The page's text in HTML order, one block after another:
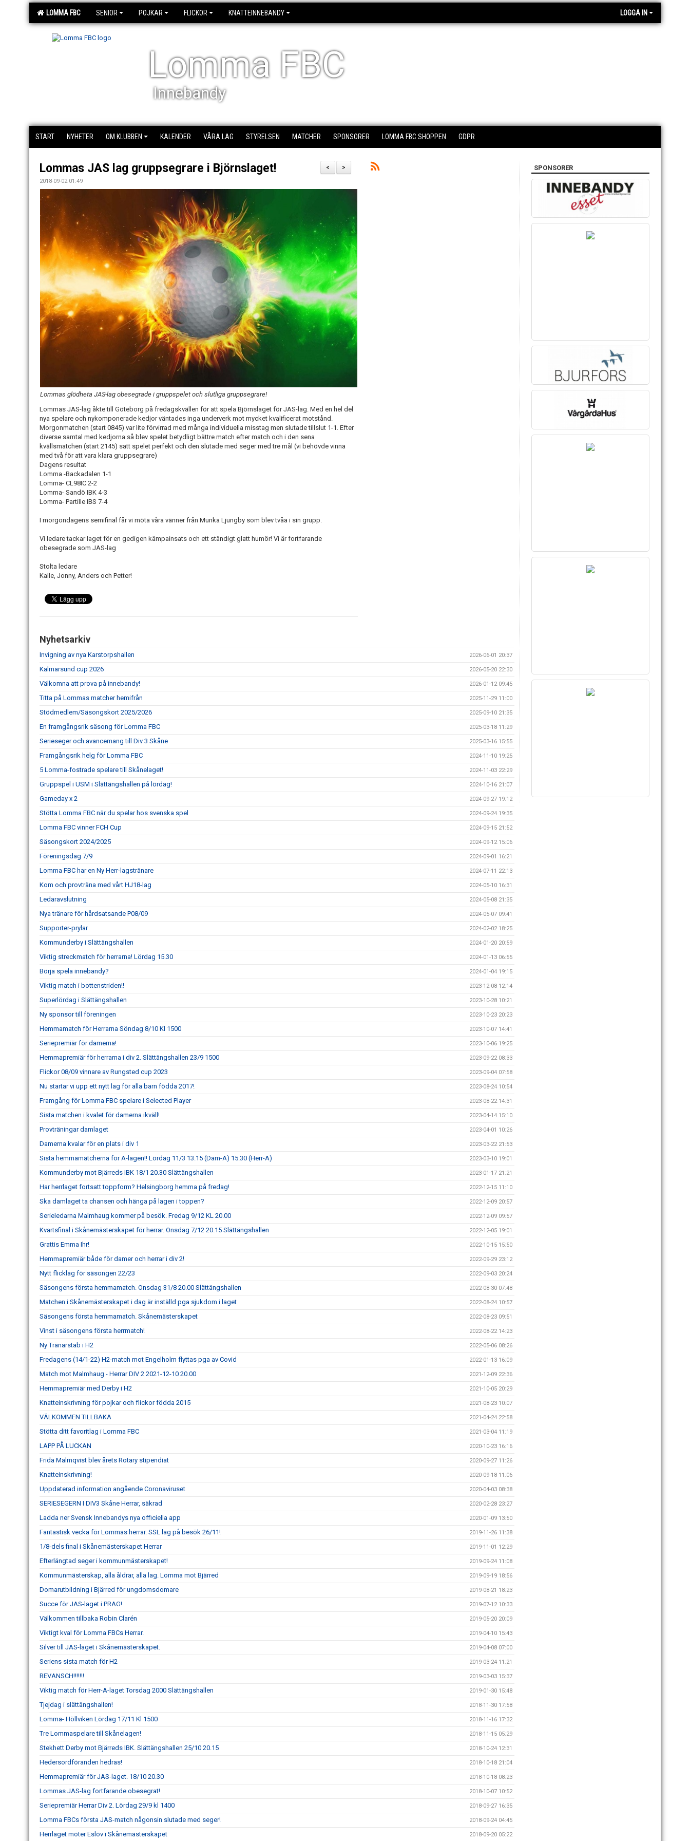
LOMMA FBC SENIOR POJKAR FLICKOR KNATTEINNEBANDY LOGGA IN
Lomma FBC
Innebandy
START NYHETER OM KLUBBEN KALENDER VÅRA LAG STYRELSEN MATCHER SPONSORER LOMMA FBC SHOPPEN GDPR
>
<
Lommas JAS lag gruppsegrare i Björnslaget!
2018-09-02 01:49
Lommas glödheta JAS-lag obesegrade i gruppspelet och slutliga gruppsegrare!
Lommas JAS-lag åkte till Göteborg på fredagskvällen för att spela Björnslaget för JAS-lag. Med en hel del
nya spelare och nykomponerade kedjor väntades inga underverk mot mycket kvalificerat motstånd.
Morgonmatchen (start 0845) var lite förvirrad med många individuella misstag men slutade tillslut 1-1. Efter
diverse samtal med kedjorna så blev spelet betydligt bättre match efter match och i den sena
kvällsmatchen (start 2145) satt spelet perfekt och den slutade med seger med tre mål (vi behövde vinna
med två för att vara klara gruppsegrare)
Dagens resultat
Lomma -Backadalen 1-1
Lomma- CL98IC 2-2
Lomma- Sandö IBK 4-3
Lomma- Partille IBS 7-4
I morgondagens semifinal får vi möta våra vänner från Munka Ljungby som blev tvåa i sin grupp.
Vi ledare tackar laget för en gedigen kämpainsats och ett ständigt glatt humör! Vi är fortfarande
obesegrade som JAS-lag
Stolta ledare
Kalle, Jonny, Anders och Petter!
Nyhetsarkiv
Invigning av nya Karstorpshallen 2026-06-01 20:37
Kalmarsund cup 2026 2026-05-20 22:30
Välkomna att prova på innebandy! 2026-01-12 09:45
Titta på Lommas matcher hemifrån 2025-11-29 11:00
Stödmedlem/Säsongskort 2025/2026 2025-09-10 21:35
En framgångsrik säsong för Lomma FBC 2025-03-18 11:29
Serieseger och avancemang till Div 3 Skåne 2025-03-16 15:55
Framgångsrik helg för Lomma FBC 2024-11-10 19:25
5 Lomma-fostrade spelare till Skånelaget! 2024-11-03 22:29
Gruppspel i USM i Slättängshallen på lördag! 2024-10-16 21:07
Gameday x 2 2024-09-27 19:12
Stötta Lomma FBC när du spelar hos svenska spel 2024-09-24 19:35
Lomma FBC vinner FCH Cup 2024-09-15 21:52
Säsongskort 2024/2025 2024-09-12 15:06
Föreningsdag 7/9 2024-09-01 16:21
Lomma FBC har en Ny Herr-lagstränare 2024-07-11 22:13
Kom och provträna med vårt HJ18-lag 2024-05-10 16:31
Ledaravslutning 2024-05-08 21:35
Nya tränare för hårdsatsande P08/09 2024-05-07 09:41
Supporter-prylar 2024-02-02 18:25
Kommunderby i Slättängshallen 2024-01-20 20:59
Viktig streckmatch för herrarna! Lördag 15.30 2024-01-13 06:55
Börja spela innebandy? 2024-01-04 19:15
Viktig match i bottenstriden!! 2023-12-08 12:14
Superlördag i Slättängshallen 2023-10-28 10:21
Ny sponsor till föreningen 2023-10-23 20:23
Hemmamatch för Herrarna Söndag 8/10 Kl 1500 2023-10-07 14:41
Seriepremiär för damerna! 2023-10-06 19:25
Hemmapremiär för herrarna i div 2. Slättängshallen 23/9 1500 2023-09-22 08:33
Flickor 08/09 vinnare av Rungsted cup 2023 2023-09-04 07:58
Nu startar vi upp ett nytt lag för alla barn födda 2017! 2023-08-24 10:54
Framgång för Lomma FBC spelare i Selected Player 2023-08-22 14:31
Sista matchen i kvalet för damerna ikväll! 2023-04-14 15:10
Provträningar damlaget 2023-04-01 10:26
Damerna kvalar för en plats i div 1 2023-03-22 21:53
Sista hemmamatcherna för A-lagen!! Lördag 11/3 13.15 (Dam-A) 15.30 (Herr-A) 2023-03-10 19:01
Kommunderby mot Bjärreds IBK 18/1 20.30 Slättängshallen 2023-01-17 21:21
Har herrlaget fortsatt toppform? Helsingborg hemma på fredag! 2022-12-15 11:10
Ska damlaget ta chansen och hänga på lagen i toppen? 2022-12-09 20:57
Serieledarna Malmhaug kommer på besök. Fredag 9/12 KL 20.00 2022-12-09 09:57
Kvartsfinal i Skånemästerskapet för herrar. Onsdag 7/12 20.15 Slättängshallen 2022-12-05 19:01
Grattis Emma Ihr! 2022-10-15 15:50
Hemmapremiär både för damer och herrar i div 2! 2022-09-29 23:12
Nytt flicklag för säsongen 22/23 2022-09-03 20:24
Säsongens första hemmamatch. Onsdag 31/8 20.00 Slättängshallen 2022-08-30 07:48
Matchen i Skånemästerskapet i dag är inställd pga sjukdom i laget 2022-08-24 10:57
Säsongens första hemmamatch. Skånemästerskapet 2022-08-23 09:51
Vinst i säsongens första herrmatch! 2022-08-22 14:23
Ny Tränarstab i H2 2022-05-06 08:26
Fredagens (14/1-22) H2-match mot Engelholm flyttas pga av Covid 2022-01-13 16:09
Match mot Malmhaug - Herrar DIV 2 2021-12-10 20.00 2021-12-09 22:36
Hemmapremiär med Derby i H2 2021-10-05 20:29
Knatteinskrivning för pojkar och flickor födda 2015 2021-08-23 10:07
VÄLKOMMEN TILLBAKA 2021-04-24 22:58
Stötta ditt favoritlag i Lomma FBC 2021-03-04 11:19
LAPP PÅ LUCKAN 2020-10-23 16:16
Frida Malmqvist blev årets Rotary stipendiat 2020-09-27 11:26
Knatteinskrivning! 2020-09-18 11:06
Uppdaterad information angående Coronaviruset 2020-04-03 08:38
SERIESEGERN I DIV3 Skåne Herrar, säkrad 2020-02-28 23:27
Ladda ner Svensk Innebandys nya officiella app 2020-01-09 13:50
Fantastisk vecka för Lommas herrar. SSL lag på besök 26/11! 2019-11-26 11:38
1/8-dels final i Skånemästerskapet Herrar 2019-11-01 12:29
Efterlängtad seger i kommunmästerskapet! 2019-09-24 11:08
Kommunmästerskap, alla åldrar, alla lag. Lomma mot Bjärred 2019-09-19 18:56
Domarutbildning i Bjärred för ungdomsdomare 2019-08-21 18:23
Succe för JAS-laget i PRAG! 2019-07-12 10:33
Välkommen tillbaka Robin Clarén 2019-05-20 20:09
Viktigt kval för Lomma FBCs Herrar. 2019-04-10 15:43
Silver till JAS-laget i Skånemästerskapet. 2019-04-08 07:00
Seriens sista match för H2 2019-03-24 11:21
REVANSCH!!!!!!! 2019-03-03 15:37
Viktig match för Herr-A-laget Torsdag 2000 Slättängshallen 2019-01-30 15:48
Tjejdag i slättängshallen! 2018-11-30 17:58
Lomma- Höllviken Lördag 17/11 Kl 1500 2018-11-16 17:32
Tre Lommaspelare till Skånelagen! 2018-11-15 05:29
Stekhett Derby mot Bjärreds IBK. Slättängshallen 25/10 20.15 2018-10-24 12:31
Hedersordföranden hedras! 2018-10-18 21:04
Hemmapremiär för JAS-laget. 18/10 20.30 2018-10-18 08:23
Lommas JAS-lag fortfarande obesegrat! 2018-10-07 10:52
Seriepremiär Herrar Div 2. Lördag 29/9 kl 1400 2018-09-27 16:35
Lomma FBCs första JAS-match någonsin slutade med seger! 2018-09-24 04:45
Herrlaget möter Eslöv i Skånemästerskapet 2018-09-20 05:22
SPONSORER